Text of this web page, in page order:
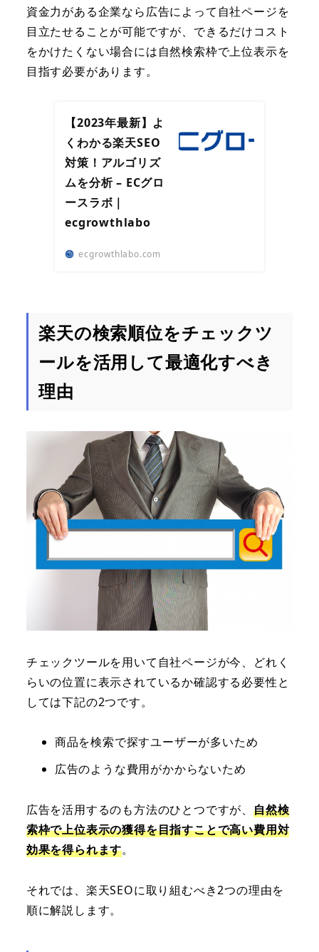
資金力がある企業なら広告によって自社ページを
目立たせることが可能ですが、できるだけコスト
をかけたくない場合には自然検索枠で上位表示を
目指す必要があります。
【2023年最新】よ
くわかる楽天SEO
対策！アルゴリズ
ムを分析 – ECグロ
ースラボ｜
ecgrowthlabo
ecgrowthlabo.com
楽天の検索順位をチェックツ
ールを活用して最適化すべき
理由
チェックツールを用いて自社ページが今、どれく
らいの位置に表示されているか確認する必要性と
しては下記の2つです。
商品を検索で探すユーザーが多いため
広告のような費用がかからないため
広告を活用するのも方法のひとつですが、 自然検
索枠で上位表示の獲得を目指すことで高い費用対
効果を得られます。
それでは、楽天SEOに取り組むべき2つの理由を
順に解説します。